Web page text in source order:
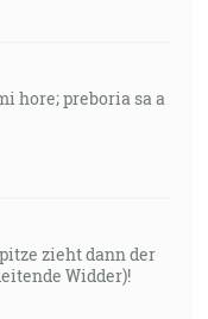
hore; preboria sa a
zieht dann der
Widder)!